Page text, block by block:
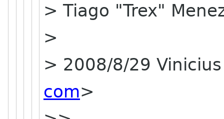
> Tiago "Trex"
>
> 2008/8/29
com>